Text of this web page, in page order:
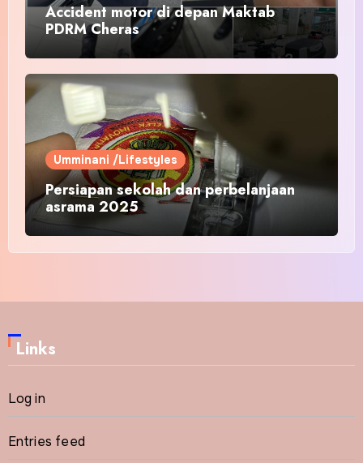
Accident motor di depan Maktab
PDRM Cheras
Umminani /Lifestyles
Persiapan sekolah dan perbelanjaan
asrama 2025
Links
Log in
Entries feed